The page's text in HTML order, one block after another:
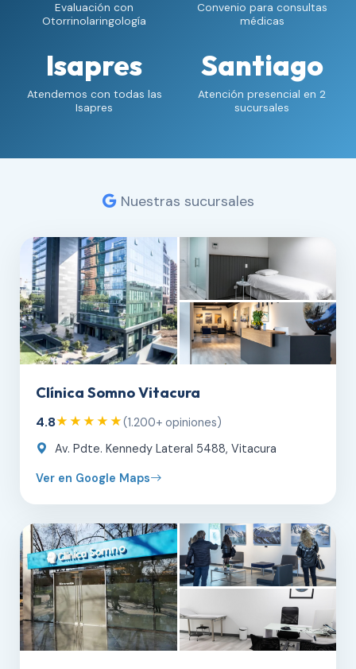
Evaluación con
Otorrinolaringología
Convenio para consultas
médicas
Isapres
Atendemos con todas las
Isapres
Santiago
Atención presencial en 2
sucursales
Nuestras sucursales
Clínica Somno Vitacura
4.8★★★★★(1.200+ opiniones)
Av. Pdte. Kennedy Lateral 5488, Vitacura
Ver en Google Maps